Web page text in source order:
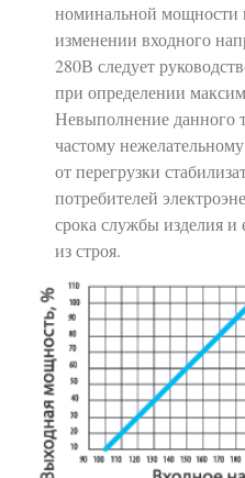
номинальной
изменении входного
280В следует
при определении
Невыполнение данного
частому
от перегрузки
потребителей
срока службы изделия
из строя.